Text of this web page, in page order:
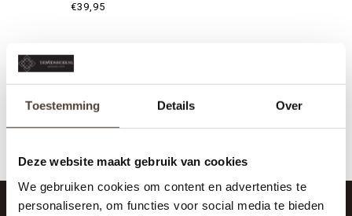
Toestemming Details Over
Deze website maakt gebruik van cookies
We gebruiken cookies om content en advertenties te
personaliseren, om functies voor social media te bieden
€39,95